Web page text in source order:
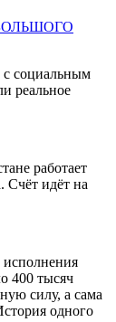
социальным
реальное
работает
Счёт идёт на
исполнения
400 тысяч
силу, а сама
одного